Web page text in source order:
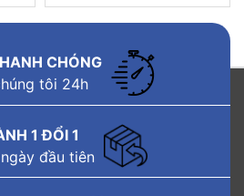
CHÓNG
tôi 24h
1 ĐỔI 1
đầu tiên